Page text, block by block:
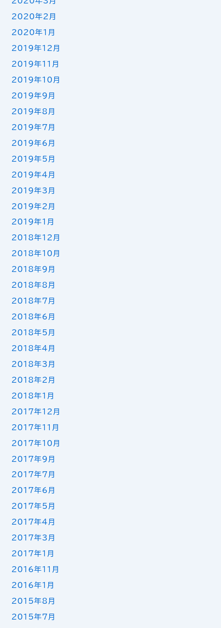
2020年2月
2020年1月
2019年12月
2019年11月
2019年10月
2019年9月
2019年8月
2019年7月
2019年6月
2019年5月
2019年4月
2019年3月
2019年2月
2019年1月
2018年12月
2018年10月
2018年9月
2018年8月
2018年7月
2018年6月
2018年5月
2018年4月
2018年3月
2018年2月
2018年1月
2017年12月
2017年11月
2017年10月
2017年9月
2017年7月
2017年6月
2017年5月
2017年4月
2017年3月
2017年1月
2016年11月
2016年1月
2015年8月
2015年7月